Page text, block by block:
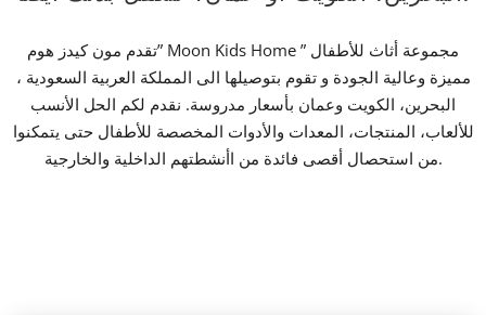
تقدم مون كيدز هوم” Moon Kids Home ” مجموعة أثاث للأطفال
مميزة وعالية الجودة و تقوم بتوصيلها الى المملكة العربية السعودية ،
البحرين، الكويت وعمان بأسعار مدروسة. نقدم لكم الحل الأنسب
للألعاب، المنتجات، المعدات والأدوات المخصصة للأطفال حتى يتمكنوا
من استحصال أقصى فائدة من اأنشطتهم الداخلية والخارجية.